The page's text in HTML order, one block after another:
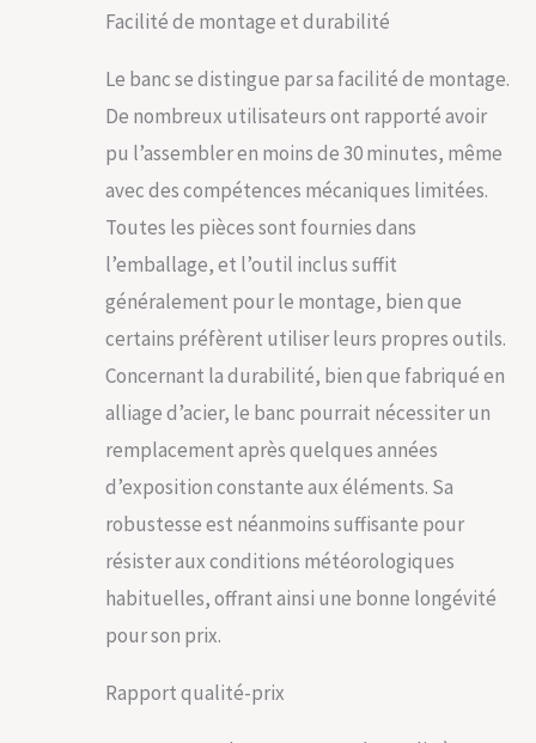
Facilité de montage et durabilité
Le banc se distingue par sa facilité de montage.
De nombreux utilisateurs ont rapporté avoir
pu l’assembler en moins de 30 minutes, même
avec des compétences mécaniques limitées.
Toutes les pièces sont fournies dans
l’emballage, et l’outil inclus suffit
généralement pour le montage, bien que
certains préfèrent utiliser leurs propres outils.
Concernant la durabilité, bien que fabriqué en
alliage d’acier, le banc pourrait nécessiter un
remplacement après quelques années
d’exposition constante aux éléments. Sa
robustesse est néanmoins suffisante pour
résister aux conditions météorologiques
habituelles, offrant ainsi une bonne longévité
pour son prix.
Rapport qualité-prix